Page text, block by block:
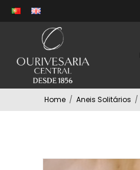
Home / Aneis Solitários /